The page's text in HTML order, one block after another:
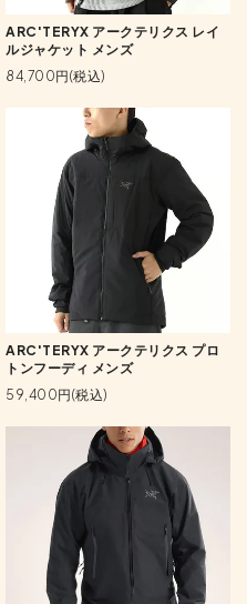
ARC'TERYX アークテリクス レイ
ルジャケット メンズ
84,700円(税込)
ARC'TERYX アークテリクス プロ
トンフーディ メンズ
59,400円(税込)